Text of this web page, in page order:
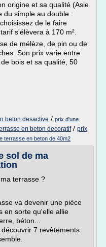
origine et sa qualité (Asie
du simple au double :
de le faire
s'élèvera à 170 m².
de mélèze, de pin ou de
Son prix varie entre
bois et sa qualité, 50
beton desactive / prix d'une
en beton decoratif/ prix
terrasse en beton de 40m2
sol de ma
terrasse ?
va devenir une pièce
en sorte qu'elle allie
béton...
7 revêtements